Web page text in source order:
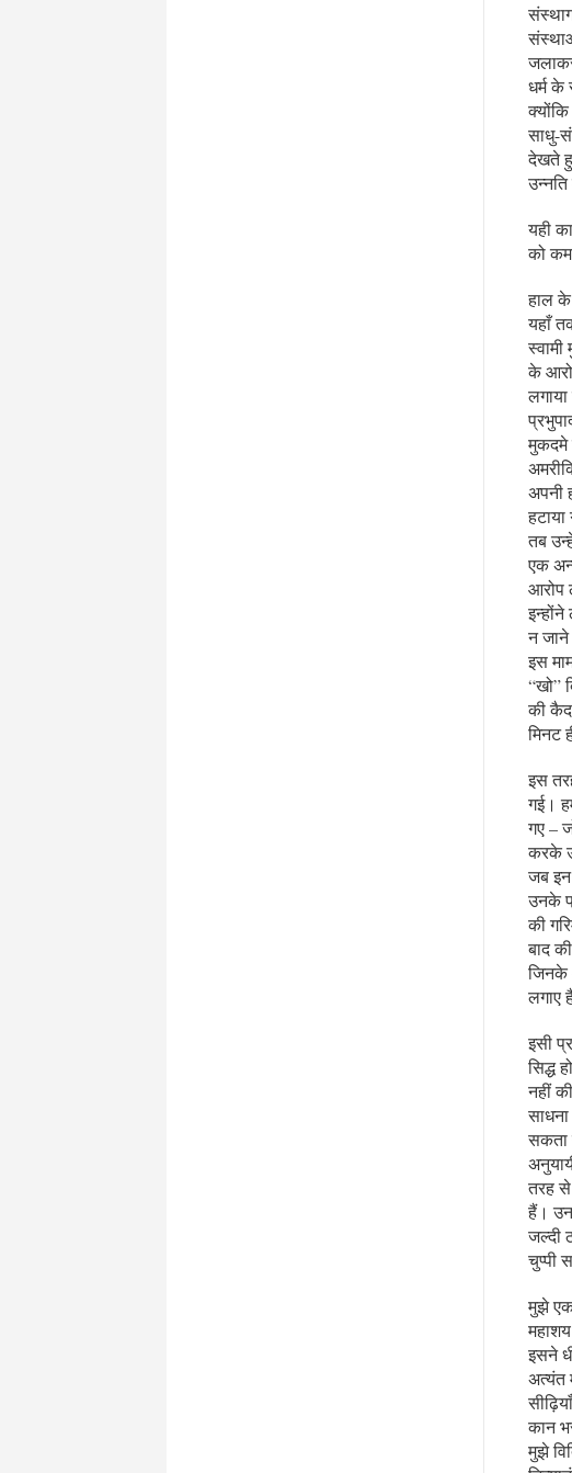
धर्म
साधु-
देखते
यही
को
हाल
यहाँ
के
मुकदमे
अपनी
तब
एक
आरोप
न जाने
इस
“खो”
की कैद
मिनट
इस
गई।
गए –
करके
जब इन
उनके
की
बाद
जिनके
लगाए
इसी
सिद्ध
नहीं
सकता
तरह
हैं।
जल्दी
चुप्पी
मुझे एक
इसने
अत्यंत
कान
मुझे